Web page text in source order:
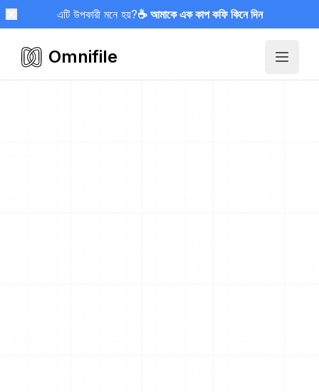
এটি উপকারী মনে হয়?☕ আমাকে এক কাপ কফি কিনে দিন
Omnifile